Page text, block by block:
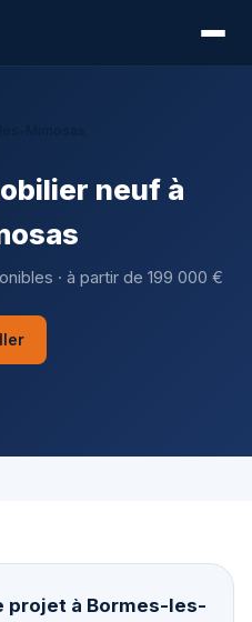
neuf à
· à partir de 199 000 €
projet à Bormes-les-